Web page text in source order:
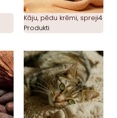
Kāju, pēdu krēmi, spreji4
Produkti